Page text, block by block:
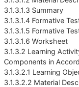
3.1.3.1.3 Summary
3.1.3.1.4 Formative
3.1.3.1.5 Formative
3.1.3.1.6 Worksheet
3.1.3.2 Learning
Components in
3.1.3.2.1 Learning
3.1.3.2.2 Material